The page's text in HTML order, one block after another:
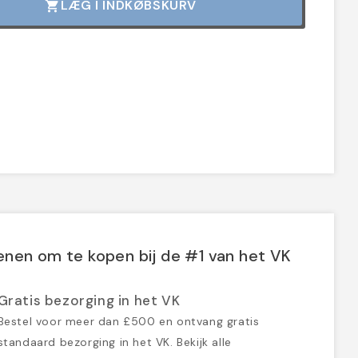
shopping_cart LÆG I INDKØBSKURV
om te kopen bij de #1 van het VK
bezorging in het VK
voor meer dan £500 en ontvang gratis
bezorging in het VK. Bekijk alle